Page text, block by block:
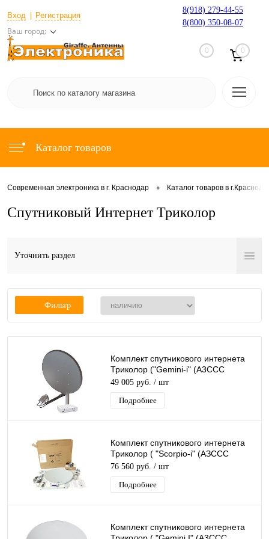
Вход Регистрация
Ваш город:
8(918) 279-44-55
8(800) 350-08-07
0 0
Каталог товаров
Современная электроника в г. Краснодар • Каталог товаров в
Спутниковый Интернет Триколор
Уточнить раздел
Фильтр
Комплект спутникового интернета
Триколор ("Gemini-i" (A3CCC
"SkyEdgeII-c-0.74/Ka")
49 005 руб. / шт
Подробнее
Комплект спутникового интернета
Триколор ( "Scorpio-i" (AЗССС
«SkyEdgeII-c-0,76/Ka) без
кронштейна
76 560 руб. / шт
Подробнее
Комплект спутникового интернета